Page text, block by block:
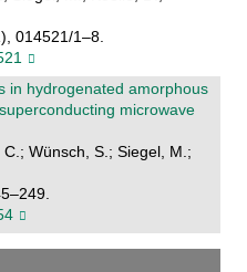
014521/1–8.
in hydrogenated amorphous
microwave
Wünsch, S.; Siegel, M.;